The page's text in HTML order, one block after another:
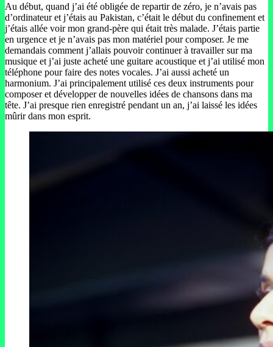
Au début, quand j’ai été obligée de repartir de zéro, je n’avais pas
d’ordinateur et j’étais au Pakistan, c’était le début du confinement et
j’étais allée voir mon grand-père qui était très malade. J’étais partie
en urgence et je n’avais pas mon matériel pour composer. Je me
demandais comment j’allais pouvoir continuer à travailler sur ma
musique et j’ai juste acheté une guitare acoustique et j’ai utilisé mon
téléphone pour faire des notes vocales. J’ai aussi acheté un
harmonium. J’ai principalement utilisé ces deux instruments pour
composer et développer de nouvelles idées de chansons dans ma
tête. J’ai presque rien enregistré pendant un an, j’ai laissé les idées
mûrir dans mon esprit.